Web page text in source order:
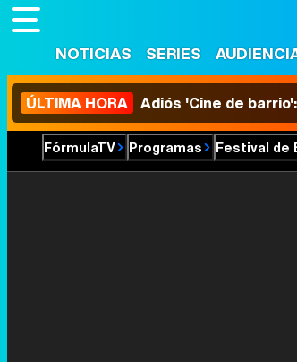
NOTICIAS SERIES
ÚLTIMA HORA Adiós 'Cine de
FórmulaTV Programas Festival de